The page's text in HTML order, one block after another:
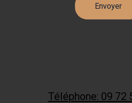
Téléphone: 09 72